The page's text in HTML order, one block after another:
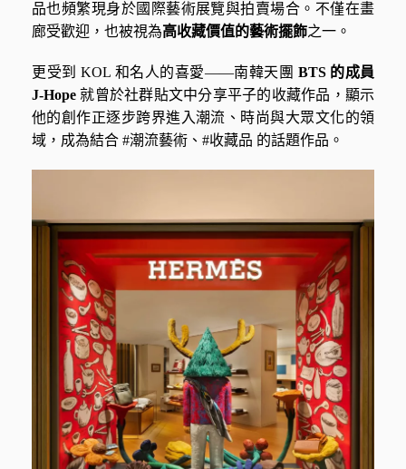
品也頻繁現身於國際藝術展覽與拍賣場合。不僅在畫
廊受歡迎，也被視為高收藏價值的藝術擺飾之一。
更受到 KOL 和名人的喜愛——南韓天團 BTS 的成員
J-Hope 就曾於社群貼文中分享平子的收藏作品，顯示
他的創作正逐步跨界進入潮流、時尚與大眾文化的領
域，成為結合 #潮流藝術、#收藏品 的話題作品。